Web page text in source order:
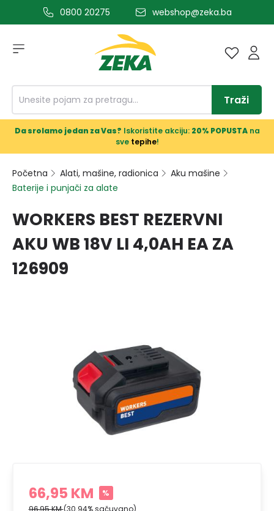
glavni sadržaj0800 20275 webshop@zeka.ba
Traži
Da srolamo jedan za Vas? Iskoristite akciju: 20% POPUSTAna
sve tepihe!
Početna Alati, mašine, radionica
Aku mašine
Baterije i punjači za alate
WORKERS BEST REZERVNI
AKU WB 18V LI 4,0AH EA ZA
126909
66,95 KM %
96,95 KM(30.94% sačuvano)